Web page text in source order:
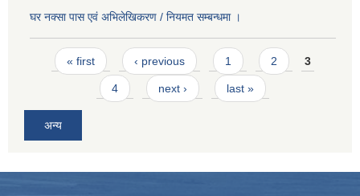
घर नक्सा पास एवं अभिलेखिकरण / नियमत सम्बन्धमा ।
Pages
« first ‹ previous 1 2 3
4 next › last »
अन्य